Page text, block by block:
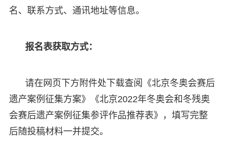
名、联系方式、通讯地址等信息。
报名表获取方式：
请在网页下方附件处下载查阅《北京冬奥会赛后
遗产案例征集方案》《北京2022年冬奥会和冬残奥
会赛后遗产案例征集参评作品推荐表》，填写完整
后随投稿材料一并提交。